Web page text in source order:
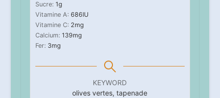
Sucre: 1g
Vitamine A: 686IU
Vitamine C: 2mg
Calcium: 139mg
Fer: 3mg
KEYWORD
olives vertes, tapenade